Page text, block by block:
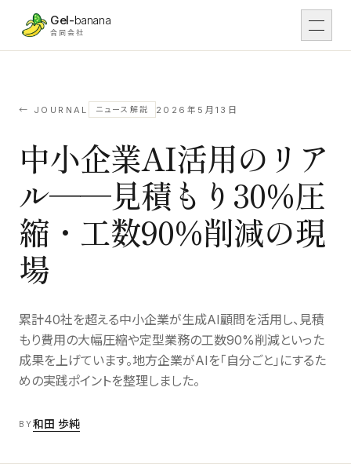
本文へスキップ
Gel-banana
合同会社
DX DX支援
02Work 導入事例
03 IT開発
04Tsunaga Room
05Rental レンタル予約
06Labs AI/DX解説
07About
← JOURNAL ニュース解説 2026年5月13日
中小企業AI活用のリア
ル──見積もり30%圧
縮・工数90%削減の現
場
累計40社を超える中小企業が生成AI顧問を活用し、見積
もり費用の大幅圧縮や定型業務の工数90%削減といった
成果を上げています。地方企業がAIを「自分ごと」にするた
めの実践ポイントを整理しました。
BY和田 歩純